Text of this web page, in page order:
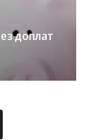
доплат